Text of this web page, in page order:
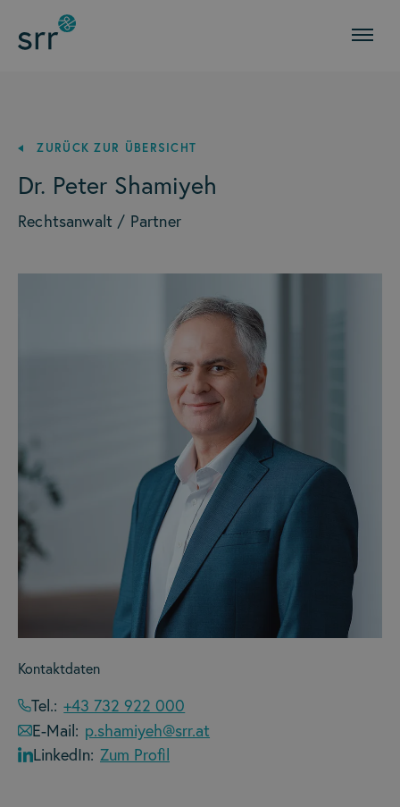
ZURÜCK ZUR ÜBERSICHT
Dr. Peter Shamiyeh
Rechtsanwalt / Partner
Kontaktdaten
Tel.: +43 732 922 000
E-Mail: p.shamiyeh@srr.at
LinkedIn: Zum Profil